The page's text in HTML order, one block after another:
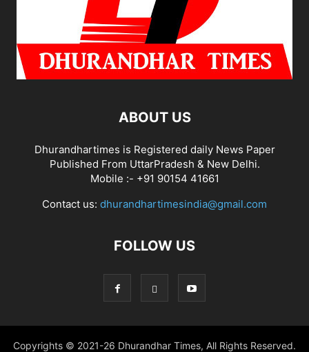
ABOUT US
Dhurandhartimes is Registered daily News Paper
Published From UttarPradesh & New Delhi.
Mobile :- +91 90154 41661
Contact us: dhurandhartimesindia@gmail.com
FOLLOW US
Copyrights © 2021-26 Dhurandhar Times, All Rights Reserved.